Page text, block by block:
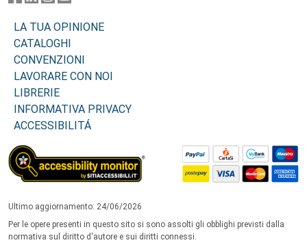
LA TUA OPINIONE
CATALOGHI
CONVENZIONI
LAVORARE CON NOI
LIBRERIE
INFORMATIVA PRIVACY
ACCESSIBILITÁ
Ultimo aggiornamento: 24/06/2026
Per le opere presenti in questo sito si sono assolti gli obblighi previsti dalla
normativa sul diritto d'autore e sui diritti connessi.